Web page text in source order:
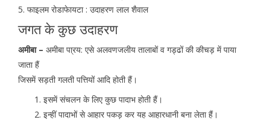
5. फाइलम रोडाफेायटा : उदाहरण लाल शैवाल
जगत के कुछ उदाहरण
अमीबा – अमीबा पा्रय: एसे अलवणजलीय तालाबों व गड्ढों की कीचड़ में पाया
जाता हैं
जिसमें सड़ती गलती पत्तियों आदि होती हैं।
इसमें संचलन के लिए कुछ पादाभ होती हैं।
इन्हीं पादाभों से आहार पकड़ कर यह आहारधानी बना लेता हैं।